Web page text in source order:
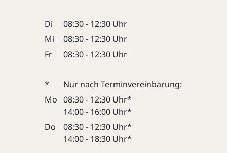
Di
08:30 - 12:30 Uhr
Mi
08:30 - 12:30 Uhr
Fr
08:30 - 12:30 Uhr
*
Nur nach Terminvereinbarung:
Mo 08:30 - 12:30 Uhr*
14:00 - 16:00 Uhr*
Do
08:30 - 12:30 Uhr*
14:00 - 18:30 Uhr*